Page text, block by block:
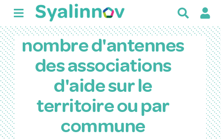
c
nombre d'antennes
des associations
d'aide sur le
territoire ou par
commune